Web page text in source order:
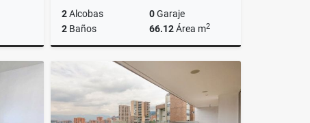
Venta
2Alcobas 0Garaje
2 Baños 66.12Área m2
$330.000.000